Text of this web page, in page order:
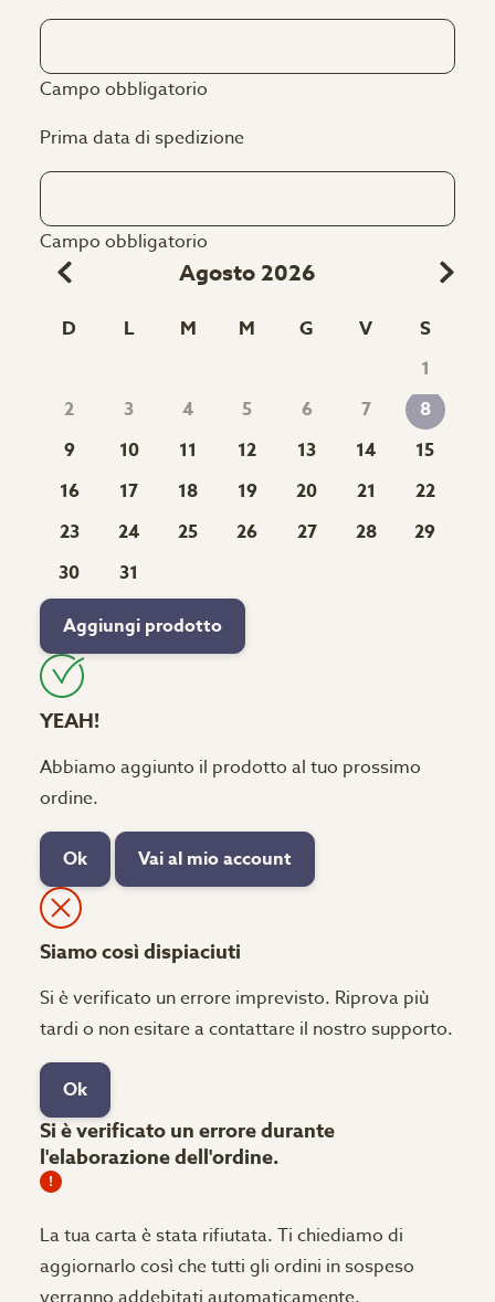
Campo obbligatorio
Prima data di spedizione
Campo obbligatorio
Agosto 2026
D L M M G V S
1
2
3 4 5 6 7
8
9
10 11 12 13 14
15
16
17 18 19 20 21
22
23
24 25 26 27 28
29
30
31
Aggiungi prodotto
YEAH!
Abbiamo aggiunto il prodotto al tuo prossimo
ordine.
Ok Vai al mio account
Siamo così dispiaciuti
Si è verificato un errore imprevisto. Riprova più
tardi o non esitare a contattare il nostro supporto.
Ok
Si è verificato un errore durante
l'elaborazione dell'ordine.
La tua carta è stata rifiutata. Ti chiediamo di
aggiornarlo così che tutti gli ordini in sospeso